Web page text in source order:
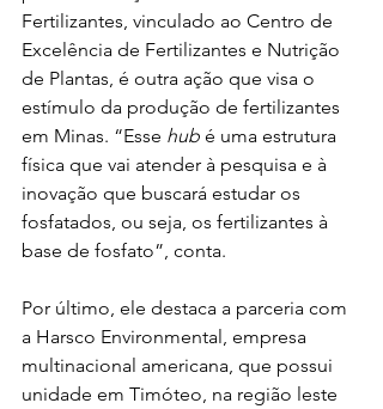
Fertilizantes, vinculado ao Centro de
Excelência de Fertilizantes e Nutrição
de Plantas, é outra ação que visa o
estímulo da produção de fertilizantes
em Minas. “Esse hub é uma estrutura
física que vai atender à pesquisa e à
inovação que buscará estudar os
fosfatados, ou seja, os fertilizantes à
base de fosfato”, conta.
Por último, ele destaca a parceria com
a Harsco Environmental, empresa
multinacional americana, que possui
unidade em Timóteo, na região leste